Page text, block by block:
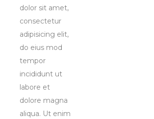
dolor sit amet,
consectetur
adipisicing elit,
do eius mod
tempor
incididunt ut
labore et
dolore magna
aliqua. Ut enim